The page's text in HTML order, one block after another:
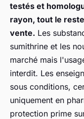
testés et
rayon, tout le
vente. Les
sumithrine et les
marché mais
interdit. Les
sous conditions,
uniquement en
protection prime